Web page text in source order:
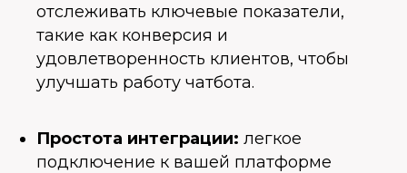
отслеживать ключевые показатели,
такие как конверсия и
удовлетворенность клиентов, чтобы
улучшать работу чатбота.
Простота интеграции: легкое
подключение к вашей платформе